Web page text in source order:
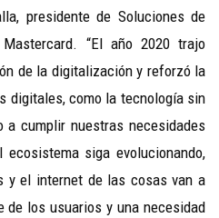
presidente de Soluciones de
“El año 2020 trajo
de la digitalización y reforzó la
digitales, como la tecnología sin
a cumplir nuestras necesidades
siga evolucionando,
y el internet de las cosas van a
de los usuarios y una necesidad